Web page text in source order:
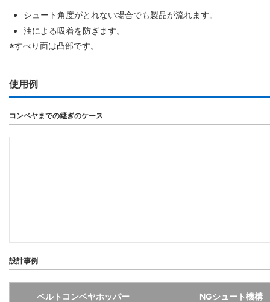
シュート角度がとれない場合でも製品が流れます。
油による吸着を防ぎます。
※すべり面は凸部です。
使用例
コンベヤまでの継ぎのケース
設計事例
ベルトコンベヤホッパー NGシュート機構